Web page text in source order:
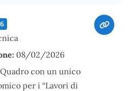
08/02/2026
con un unico
per i “Lavori di